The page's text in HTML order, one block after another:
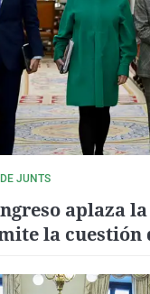
JUNTS
aplaza
la cuestión